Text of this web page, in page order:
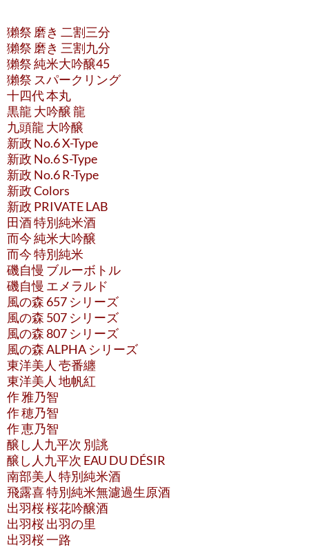
獺祭 磨き 二割三分
獺祭 磨き 三割九分
獺祭 純米大吟醸45
獺祭 スパークリング
十四代 本丸
黒龍 大吟醸 龍
九頭龍 大吟醸
新政 No.6 X-Type
新政 No.6 S-Type
新政 No.6 R-Type
新政 Colors
新政 PRIVATE LAB
田酒 特別純米酒
而今 純米大吟醸
而今 特別純米
磯自慢 ブルーボトル
磯自慢 エメラルド
風の森 657 シリーズ
風の森 507 シリーズ
風の森 807 シリーズ
風の森 ALPHA シリーズ
東洋美人 壱番纏
東洋美人 地帆紅
作 雅乃智
作 穂乃智
作 恵乃智
醸し人九平次 別誂
醸し人九平次 EAU DU DÉSIR
南部美人 特別純米酒
飛露喜 特別純米無濾過生原酒
出羽桜 桜花吟醸酒
出羽桜 出羽の里
出羽桜 一路